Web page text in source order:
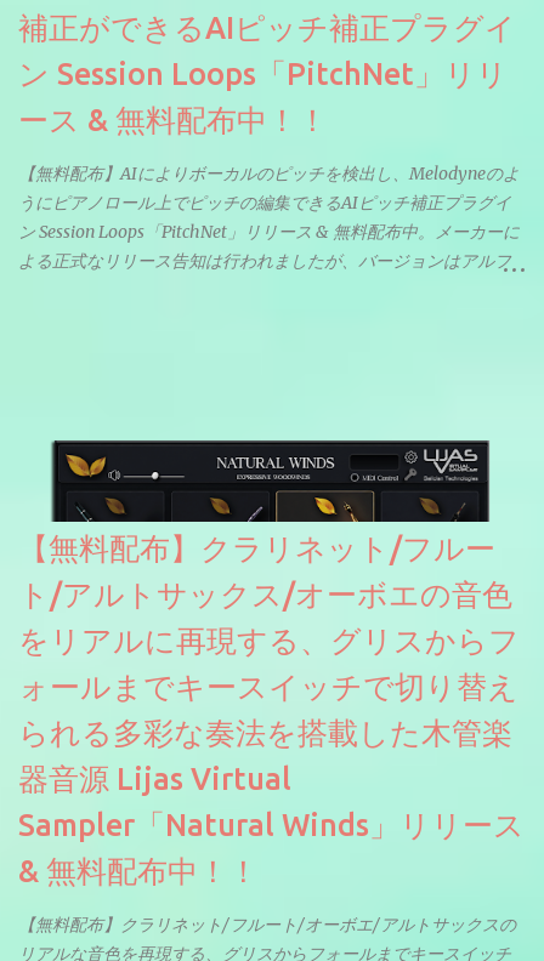
補正ができるAIピッチ補正プラグイ
ン Session Loops「PitchNet」リリ
ース & 無料配布中！！
【無料配布】AIによりボーカルのピッチを検出し、Melodyneのよ
うにピアノロール上でピッチの編集できるAIピッチ補正プラグイ
ン Session Loops「PitchNet」リリース & 無料配布中。メーカーに
よる正式なリリース告知は行われましたが、バージョンはアルフ
ソースを元に設計・改良した製品のようです。
【無料配布】クラリネット/フルー
ト/アルトサックス/オーボエの音色
をリアルに再現する、グリスからフ
ォールまでキースイッチで切り替え
られる多彩な奏法を搭載した木管楽
器音源 Lijas Virtual
Sampler「Natural Winds」リリース
& 無料配布中！！
【無料配布】クラリネット/フルート/オーボエ/アルトサックスの
リアルな音色を再現する、グリスからフォールまでキースイッチ